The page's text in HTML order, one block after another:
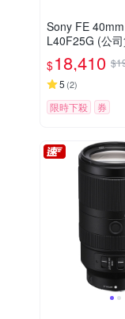
Sony FE
L40F25G (公
$18,410
5 (2)
限時下殺 券